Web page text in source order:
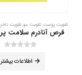
تقویت پوست, تقویت مو,تقویت
اطلاعات بیشتر